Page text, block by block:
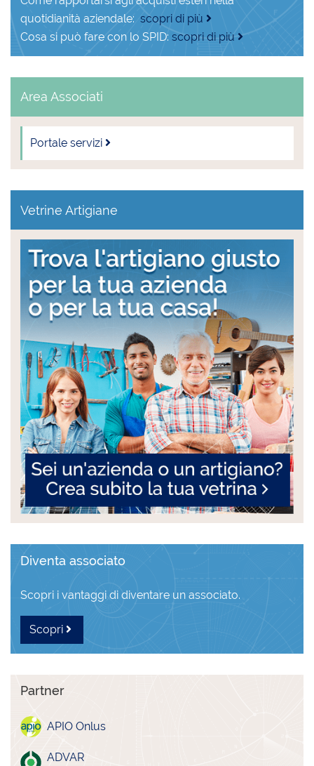
quotidianità aziendale: scopri di più
Cosa si può fare con lo SPID: scopri di più
Area Associati
Portale servizi
Vetrine Artigiane
Diventa associato
Scopri i vantaggi di diventare un associato.
Scopri
Partner
APIO Onlus
ADVAR